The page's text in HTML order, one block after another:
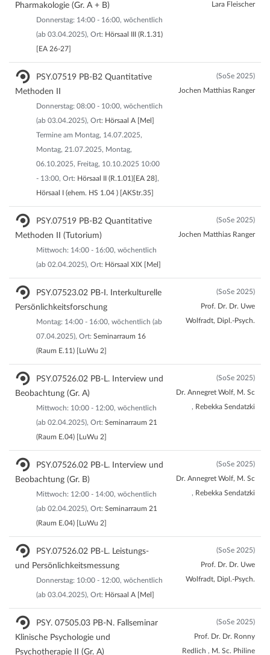
Pharmakologie (Gr. A + B)
Donnerstag: 14:00 - 16:00, wöchentlich
(ab 03.04.2025), Ort: Hörsaal III (R.1.31)
[EA 26-27]
Lara Fleischer
PSY.07519 PB-B2 Quantitative
Methoden II
Donnerstag: 08:00 - 10:00, wöchentlich
(ab 03.04.2025), Ort: Hörsaal A [Mel]
Termine am Montag, 14.07.2025,
Montag, 21.07.2025, Montag,
06.10.2025, Freitag, 10.10.2025 10:00
- 13:00, Ort: Hörsaal II (R.1.01)[EA 28] ,
Hörsaal I (ehem. HS 1.04 ) [AKStr.35]
(SoSe 2025)
Jochen Matthias Ranger
PSY.07519 PB-B2 Quantitative
Methoden II (Tutorium)
Mittwoch: 14:00 - 16:00, wöchentlich
(ab 02.04.2025), Ort: Hörsaal XIX [Mel]
(SoSe 2025)
Jochen Matthias Ranger
PSY.07523.02 PB-I. Interkulturelle
Persönlichkeitsforschung
Montag: 14:00 - 16:00, wöchentlich (ab
07.04.2025), Ort: Seminarraum 16
(Raum E.11) [LuWu 2]
(SoSe 2025)
Prof. Dr. Dr. Uwe
Wolfradt, Dipl.-Psych.
PSY.07526.02 PB-L. Interview und
Beobachtung (Gr. A)
Mittwoch: 10:00 - 12:00, wöchentlich
(ab 02.04.2025), Ort: Seminarraum 21
(Raum E.04) [LuWu 2]
(SoSe 2025)
Dr. Annegret Wolf, M. Sc
, Rebekka Sendatzki
PSY.07526.02 PB-L. Interview und
Beobachtung (Gr. B)
Mittwoch: 12:00 - 14:00, wöchentlich
(ab 02.04.2025), Ort: Seminarraum 21
(Raum E.04) [LuWu 2]
(SoSe 2025)
Dr. Annegret Wolf, M. Sc
, Rebekka Sendatzki
PSY.07526.02 PB-L. Leistungs-
und Persönlichkeitsmessung
Donnerstag: 10:00 - 12:00, wöchentlich
(ab 03.04.2025), Ort: Hörsaal A [Mel]
(SoSe 2025)
Prof. Dr. Dr. Uwe
Wolfradt, Dipl.-Psych.
PSY. 07505.03 PB-N. Fallseminar
Klinische Psychologie und
Psychotherapie II (Gr. A)
(SoSe 2025)
Prof. Dr. Dr. Ronny
Redlich , M. Sc. Philine